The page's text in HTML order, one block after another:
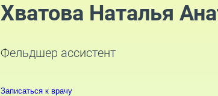
Хватова Наталья
Фельдшер ассистент
Записаться к врачу